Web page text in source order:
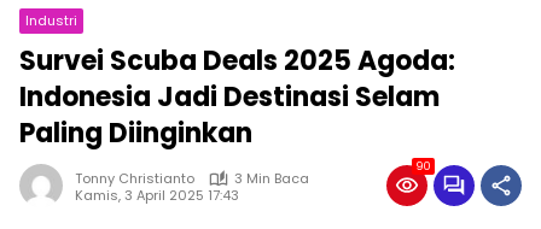
Industri
Survei Scuba Deals 2025 Agoda:
Indonesia Jadi Destinasi Selam
Paling Diinginkan
Tonny Christianto
3 Min Baca
Kamis, 3 April 2025 17:43
90